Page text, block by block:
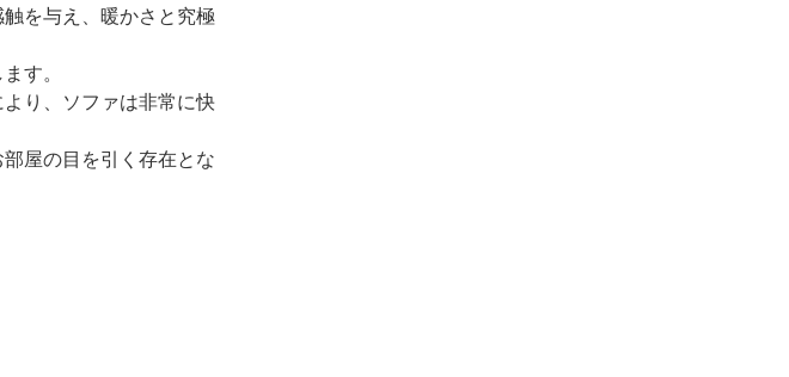
を与え、暖かさと究極
す。
り、ソファは非常に快
屋の目を引く存在とな